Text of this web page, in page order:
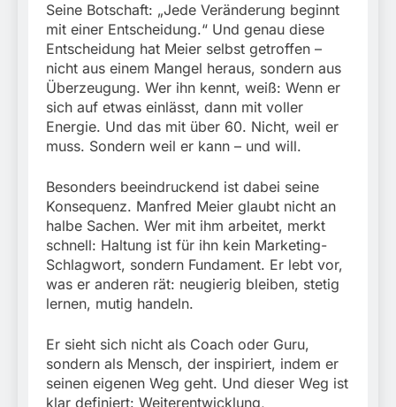
Seine Botschaft: „Jede Veränderung beginnt
mit einer Entscheidung.“ Und genau diese
Entscheidung hat Meier selbst getroffen –
nicht aus einem Mangel heraus, sondern aus
Überzeugung. Wer ihn kennt, weiß: Wenn er
sich auf etwas einlässt, dann mit voller
Energie. Und das mit über 60. Nicht, weil er
muss. Sondern weil er kann – und will.
Besonders beeindruckend ist dabei seine
Konsequenz. Manfred Meier glaubt nicht an
halbe Sachen. Wer mit ihm arbeitet, merkt
schnell: Haltung ist für ihn kein Marketing-
Schlagwort, sondern Fundament. Er lebt vor,
was er anderen rät: neugierig bleiben, stetig
lernen, mutig handeln.
Er sieht sich nicht als Coach oder Guru,
sondern als Mensch, der inspiriert, indem er
seinen eigenen Weg geht. Und dieser Weg ist
klar definiert: Weiterentwicklung,